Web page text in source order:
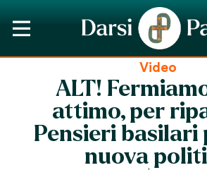
Video
ALT!
attimo, per
Pensieri basilari
nuova